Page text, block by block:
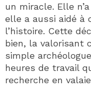
un miracle. Elle
elle a aussi aidé à
l’histoire. Cette
bien, la valorisant
simple
heures de travail
recherche en